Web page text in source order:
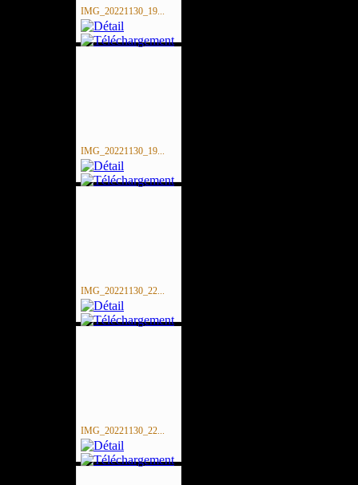
IMG_20221130_19...
IMG_20221130_19...
IMG_20221130_22...
IMG_20221130_22...